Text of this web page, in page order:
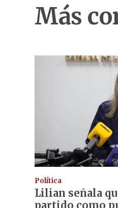
Más
Política
Lilian señala
partido como